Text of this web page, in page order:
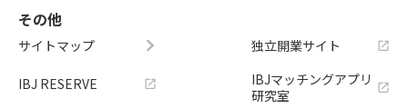
その他
サイトマップ
IBJ RESERVE
独立開業サイト
IBJマッチングアプリ
研究室